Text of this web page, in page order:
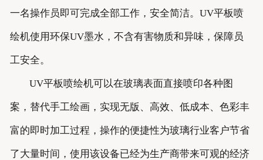
一名操作员即可完成全部工作，安全简洁。UV平板喷
绘机使用环保UV墨水，不含有害物质和异味，保障员
工安全。
UV平板喷绘机可以在玻璃表面直接喷印各种图
案，替代手工绘画，实现无版、高效、低成本、色彩丰
富的即时加工过程，操作的便捷性为玻璃行业客户节省
了大量时间，使用该设备已经为生产商带来可观的经济